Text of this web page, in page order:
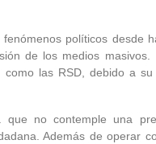
políticos desde
de los medios
las RSD, debido a
no contemple una
Además de operar